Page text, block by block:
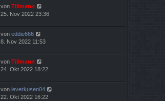
von Tillmann
25. Nov 2022 23:36
von eddie666
8. Nov 2022 11:53
von Tillmann
24. Okt 2022 18:22
von leverkusen04
22. Okt 2022 16:22